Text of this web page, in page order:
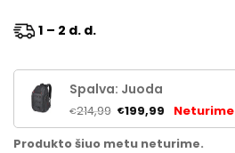
1 – 2 d. d.
Spalva: Juoda
€214,99 Pradinė
kaina
buvo:
€199,99Dabartinė
kaina
yra:
Neturime
Produkto šiuo metu neturime.